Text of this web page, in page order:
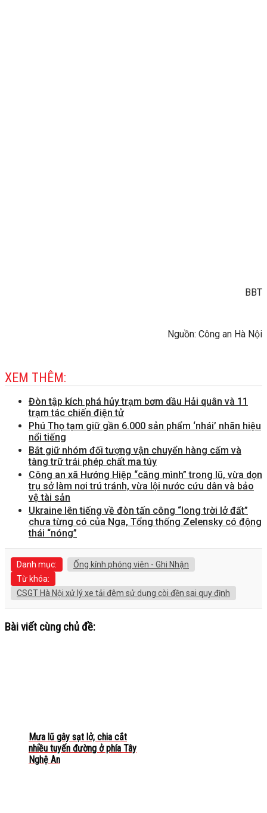
BBT
Nguồn: Công an Hà Nội
XEM THÊM:
Đòn tập kích phá hủy trạm bơm dầu Hải quân và 11
trạm tác chiến điện tử
Phú Thọ tạm giữ gần 6.000 sản phẩm ‘nhái’ nhãn hiệu
nổi tiếng
Bắt giữ nhóm đối tượng vận chuyển hàng cấm và
tàng trữ trái phép chất ma túy
Công an xã Hướng Hiệp “căng mình” trong lũ, vừa dọn
trụ sở làm nơi trú tránh, vừa lội nước cứu dân và bảo
vệ tài sản
Ukraine lên tiếng về đòn tấn công “long trời lở đất”
chưa từng có của Nga, Tổng thống Zelensky có động
thái “nóng”
Danh mục:
Ống kính phóng viên - Ghi Nhận
Từ khóa:
CSGT Hà Nội xử lý xe tải đêm sử dụng còi đền sai quy định
Bài viết cùng chủ đề:
Mưa lũ gây sạt lở, chia cắt
nhiều tuyến đường ở phía Tây
Nghệ An